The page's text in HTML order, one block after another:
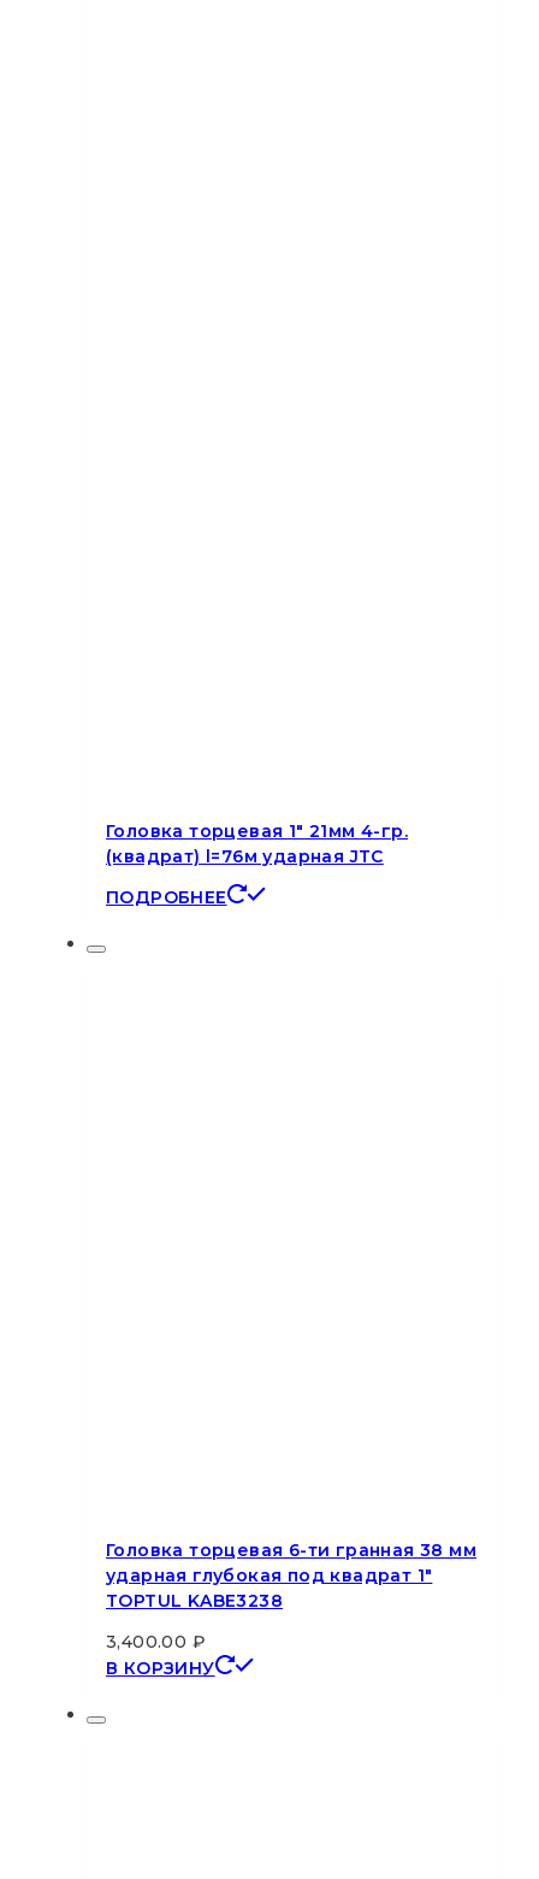
Головка торцевая 1″ 21мм 4-гр.
(квадрат) l=76м ударная JTC
ПОДРОБНЕЕ
Головка торцевая 6-ти гранная 38 мм
ударная глубокая под квадрат 1″
TOPTUL KABE3238
3,400.00 ₽
В КОРЗИНУ